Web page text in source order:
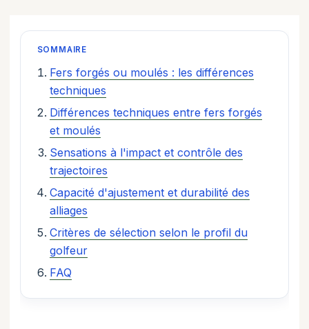
SOMMAIRE
Fers forgés ou moulés : les différences
techniques
Différences techniques entre fers forgés
et moulés
Sensations à l'impact et contrôle des
trajectoires
Capacité d'ajustement et durabilité des
alliages
Critères de sélection selon le profil du
golfeur
FAQ